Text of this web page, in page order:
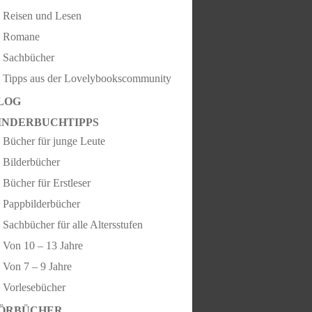
Reisen und Lesen
Romane
Sachbücher
Tipps aus der Lovelybookscommunity
Bücher für junge Leute
Bilderbücher
Bücher für Erstleser
Pappbilderbücher
Sachbücher für alle Altersstufen
Von 10 – 13 Jahre
Von 7 – 9 Jahre
Vorlesebücher